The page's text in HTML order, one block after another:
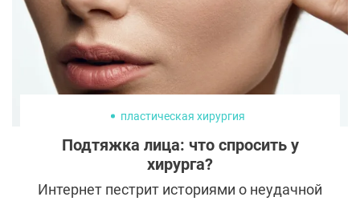
пластическая хирургия
Подтяжка лица: что спросить у
хирурга?
Интернет пестрит историями о неудачной